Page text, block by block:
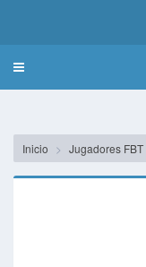
Toggle
Inicio Jugadores FBT